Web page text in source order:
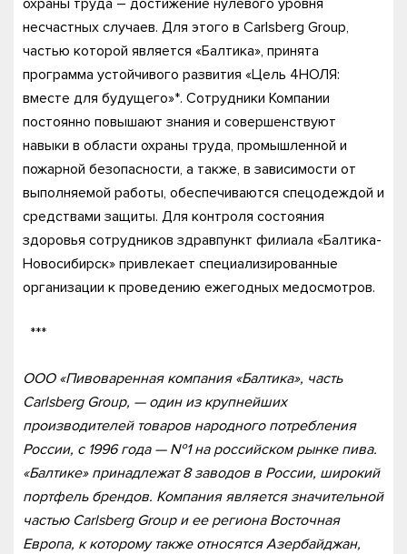
охраны труда – достижение нулевого уровня
несчастных случаев. Для этого в Carlsberg Group,
частью которой является «Балтика», принята
программа устойчивого развития «Цель 4НОЛЯ:
вместе для будущего»*. Сотрудники Компании
постоянно повышают знания и совершенствуют
навыки в области охраны труда, промышленной и
пожарной безопасности, а также, в зависимости от
выполняемой работы, обеспечиваются спецодеждой и
средствами защиты. Для контроля состояния
здоровья сотрудников здравпункт филиала «Балтика-
Новосибирск» привлекает специализированные
организации к проведению ежегодных медосмотров.
***
ООО «Пивоваренная компания «Балтика», часть
Carlsberg Group, — один из крупнейших
производителей товаров народного потребления
России, с 1996 года — №1 на российском рынке пива.
«Балтике» принадлежат 8 заводов в России, широкий
портфель брендов. Компания является значительной
частью Carlsberg Group и ее региона Восточная
Европа, к которому также относятся Азербайджан,